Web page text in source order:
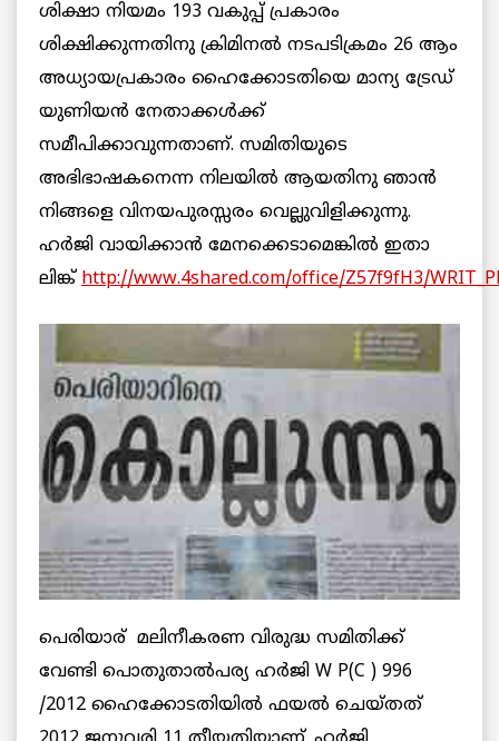
ശിക്ഷാ നിയമം 193 വകുപ്പ് പ്രകാരം
ശിക്ഷിക്കുന്നതിനു ക്രിമിനല്‍ നടപടിക്രമം 26 ആം
അധ്യായപ്രകാരം ഹൈക്കോടതിയെ മാന്യ ട്രേഡ്
യുണിയന്‍ നേതാക്കള്‍ക്ക്
സമീപിക്കാവുന്നതാണ്. സമിതിയുടെ
അഭിഭാഷകനെന്ന നിലയില്‍ ആയതിനു ഞാന്‍
നിങ്ങളെ വിനയപുരസ്സരം വെല്ലുവിളിക്കുന്നു.
ഹര്‍ജി വായിക്കാന്‍ മേനക്കെടാമെങ്കില്‍ ഇതാ
ലിങ്ക് http://www.4shared.com/office/Z57f9fH3/
പെരിയാര് ‍ മലിനീകരണ വിരുദ്ധ സമിതിക്ക്
വേണ്ടി പൊതുതാല്‍പര്യ ഹര്‍ജി W P(C ) 996
/2012 ഹൈക്കോടതിയില്‍ ഫയല്‍ ചെയ്തത്